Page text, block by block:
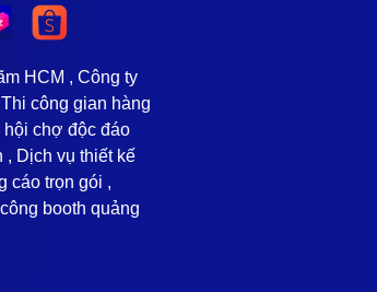
HCM , Công ty
công gian hàng
hội chợ độc đáo
, Dịch vụ thiết kế
cáo trọn gói ,
booth quảng